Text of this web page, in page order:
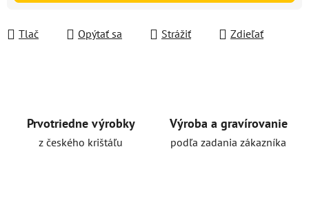
Tlač Opýtať sa Strážiť Zdieľať
Prvotriedne výrobky
z českého krištáľu
Výroba a gravírovanie
podľa zadania zákazníka